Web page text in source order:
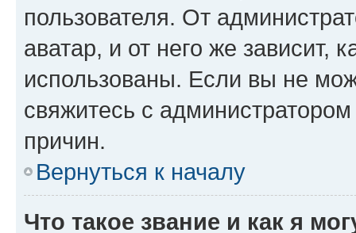
пользователя. От
аватар, и от него же зависит,
использованы. Если вы не
свяжитесь с
причин.
Вернуться к началу
Что такое звание и как я